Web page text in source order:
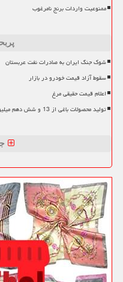
ممنوعیت واردات برنج نامرغوب
شوک جنگ ایران به صادرات نفت عربستان
سقوط آزاد قیمت خودرو در بازار
اعلام قیمت حقیقی مرغ
تولید محصولات باغی از 13 و شش دهم میلیون تن گذشت